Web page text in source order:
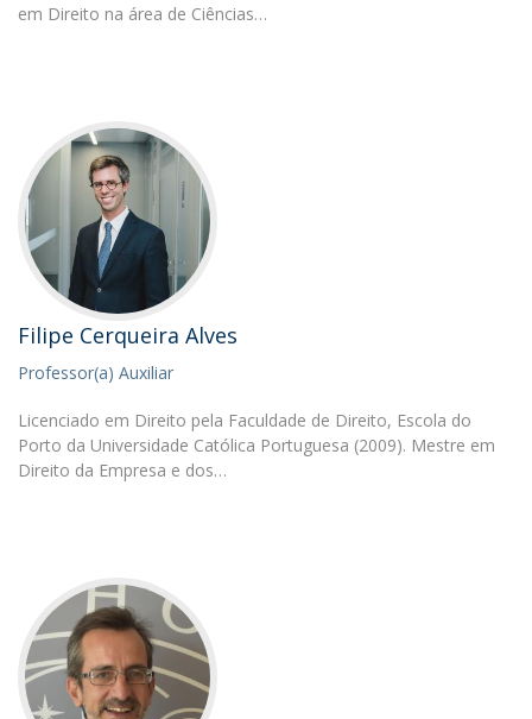
em Direito na área de Ciências…
Filipe Cerqueira Alves
Professor(a) Auxiliar
Licenciado em Direito pela Faculdade de Direito, Escola do
Porto da Universidade Católica Portuguesa (2009). Mestre em
Direito da Empresa e dos…